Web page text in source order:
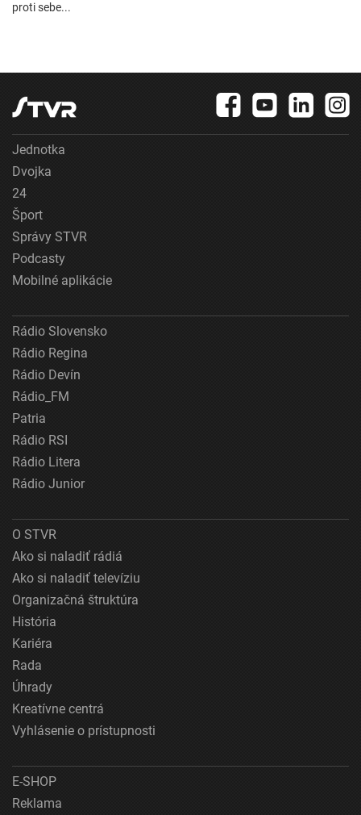
proti sebe...
Jednotka
Dvojka
24
Šport
Správy STVR
Podcasty
Mobilné aplikácie
Rádio Slovensko
Rádio Regina
Rádio Devín
Rádio_FM
Patria
Rádio RSI
Rádio Litera
Rádio Junior
O STVR
Ako si naladiť rádiá
Ako si naladiť televíziu
Organizačná štruktúra
História
Kariéra
Rada
Úhrady
Kreatívne centrá
Vyhlásenie o prístupnosti
E-SHOP
Reklama